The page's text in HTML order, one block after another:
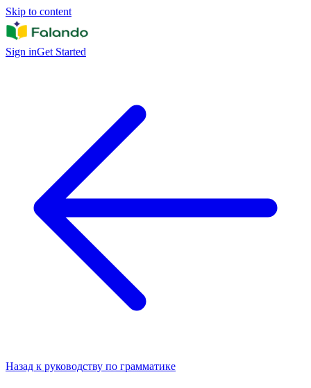
Skip to content
Sign inGet Started
Назад к руководству по грамматике